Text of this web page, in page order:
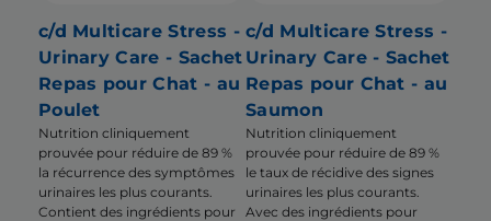
c/d Multicare Stress -
Urinary Care - Sachet
Repas pour Chat - au
Poulet
Nutrition cliniquement
prouvée pour réduire de 89 %
la récurrence des symptômes
urinaires les plus courants.
Contient des ingrédients pour
c/d Multicare Stress -
Urinary Care - Sachet
Repas pour Chat - au
Saumon
Nutrition cliniquement
prouvée pour réduire de 89 %
le taux de récidive des signes
urinaires les plus courants.
Avec des ingrédients pour